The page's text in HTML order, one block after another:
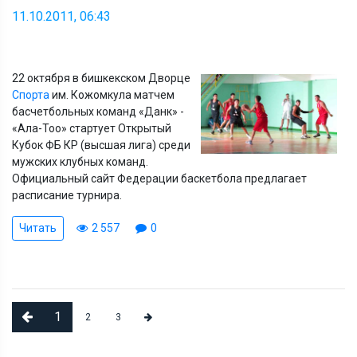
11.10.2011, 06:43
22 октября в бишкекском Дворце
Спорта им. Кожомкула матчем
басчетбольных команд «Данк» -
«Ала-Тоо» стартует Открытый
Кубок ФБ КР (высшая лига) среди
мужских клубных команд.
Официальный сайт Федерации баскетбола предлагает
расписание турнира.
Читать 2 557 0
1 2 3